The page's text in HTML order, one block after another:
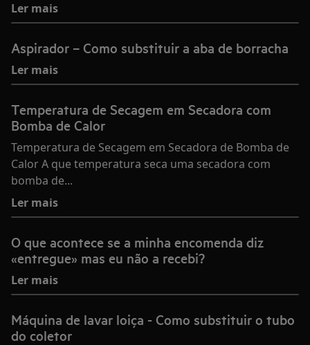
Ler mais
Aspirador – Como substituir a aba de borracha
Ler mais
Temperatura de Secagem em Secadora com
Bomba de Calor
Temperatura de Secagem em Secadora de Bomba de
Calor A que temperatura seca uma secadora com
bomba de...
Ler mais
O que acontece se a minha encomenda diz
«entregue» mas eu não a recebi?
Ler mais
Máquina de lavar loiça - Como substituir o tubo
do coletor